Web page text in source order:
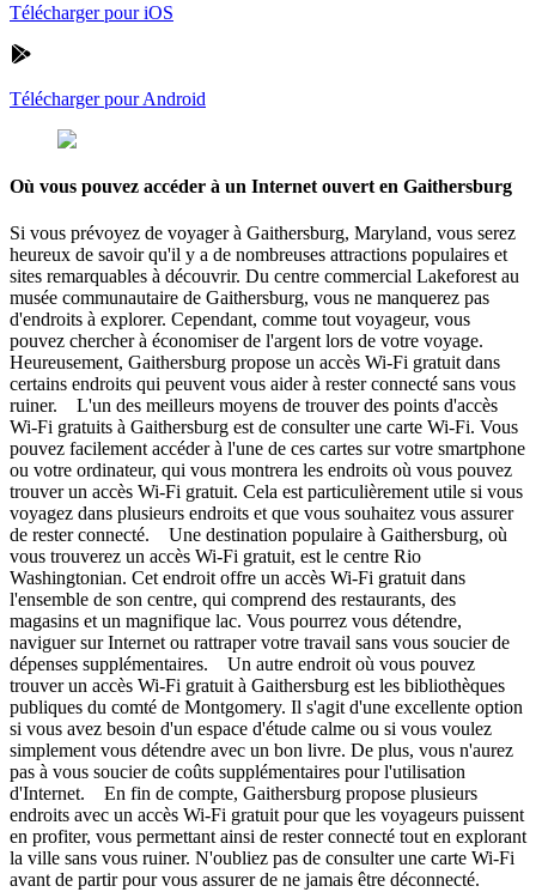
Télécharger pour iOS
Télécharger pour Android
Où vous pouvez accéder à un Internet ouvert en Gaithersburg
Si vous prévoyez de voyager à Gaithersburg, Maryland, vous serez
heureux de savoir qu'il y a de nombreuses attractions populaires et
sites remarquables à découvrir. Du centre commercial Lakeforest au
musée communautaire de Gaithersburg, vous ne manquerez pas
d'endroits à explorer. Cependant, comme tout voyageur, vous
pouvez chercher à économiser de l'argent lors de votre voyage.
Heureusement, Gaithersburg propose un accès Wi-Fi gratuit dans
certains endroits qui peuvent vous aider à rester connecté sans vous
ruiner. L'un des meilleurs moyens de trouver des points d'accès
Wi-Fi gratuits à Gaithersburg est de consulter une carte Wi-Fi. Vous
pouvez facilement accéder à l'une de ces cartes sur votre smartphone
ou votre ordinateur, qui vous montrera les endroits où vous pouvez
trouver un accès Wi-Fi gratuit. Cela est particulièrement utile si vous
voyagez dans plusieurs endroits et que vous souhaitez vous assurer
de rester connecté. Une destination populaire à Gaithersburg, où
vous trouverez un accès Wi-Fi gratuit, est le centre Rio
Washingtonian. Cet endroit offre un accès Wi-Fi gratuit dans
l'ensemble de son centre, qui comprend des restaurants, des
magasins et un magnifique lac. Vous pourrez vous détendre,
naviguer sur Internet ou rattraper votre travail sans vous soucier de
dépenses supplémentaires. Un autre endroit où vous pouvez
trouver un accès Wi-Fi gratuit à Gaithersburg est les bibliothèques
publiques du comté de Montgomery. Il s'agit d'une excellente option
si vous avez besoin d'un espace d'étude calme ou si vous voulez
simplement vous détendre avec un bon livre. De plus, vous n'aurez
pas à vous soucier de coûts supplémentaires pour l'utilisation
d'Internet. En fin de compte, Gaithersburg propose plusieurs
endroits avec un accès Wi-Fi gratuit pour que les voyageurs puissent
en profiter, vous permettant ainsi de rester connecté tout en explorant
la ville sans vous ruiner. N'oubliez pas de consulter une carte Wi-Fi
avant de partir pour vous assurer de ne jamais être déconnecté.